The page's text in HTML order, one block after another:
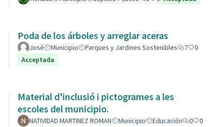
Poda de los árboles y arreglar aceras
José Municipio Parques y Jardines Sostenibles 7
0
Acceptada
Material d'inclusió i pictogrames a les
escoles del municipio.
NATIVIDAD MARTINEZ ROMAN Municipio Educación 0
0